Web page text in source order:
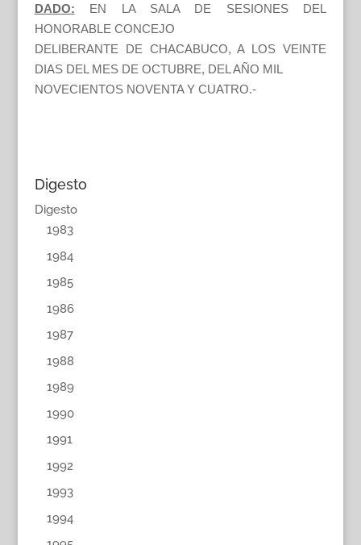
DADO:
EN LA SALA DE SESIONES DEL
HONORABLE CONCEJO
DELIBERANTE DE CHACABUCO, A LOS VEINTE
DIAS DEL MES DE OCTUBRE, DEL AÑO MIL
NOVECIENTOS NOVENTA Y CUATRO.-
Digesto
Digesto
1983
1984
1985
1986
1987
1988
1989
1990
1991
1992
1993
1994